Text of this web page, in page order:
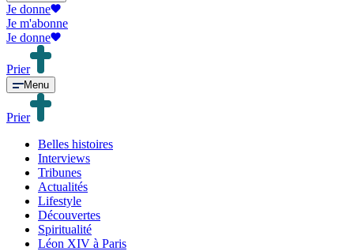
Je donne
Je m'abonne
Je donne
Prier
Menu
Prier
Belles histoires
Interviews
Tribunes
Actualités
Lifestyle
Découvertes
Spiritualité
Léon XIV à Paris